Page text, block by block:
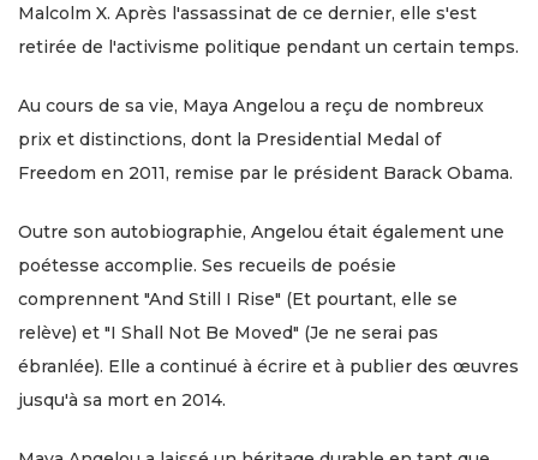
Malcolm X. Après l'assassinat de ce dernier, elle s'est
retirée de l'activisme politique pendant un certain temps.
Au cours de sa vie, Maya Angelou a reçu de nombreux
prix et distinctions, dont la Presidential Medal of
Freedom en 2011, remise par le président Barack Obama.
Outre son autobiographie, Angelou était également une
poétesse accomplie. Ses recueils de poésie
comprennent "And Still I Rise" (Et pourtant, elle se
relève) et "I Shall Not Be Moved" (Je ne serai pas
ébranlée). Elle a continué à écrire et à publier des œuvres
jusqu'à sa mort en 2014.